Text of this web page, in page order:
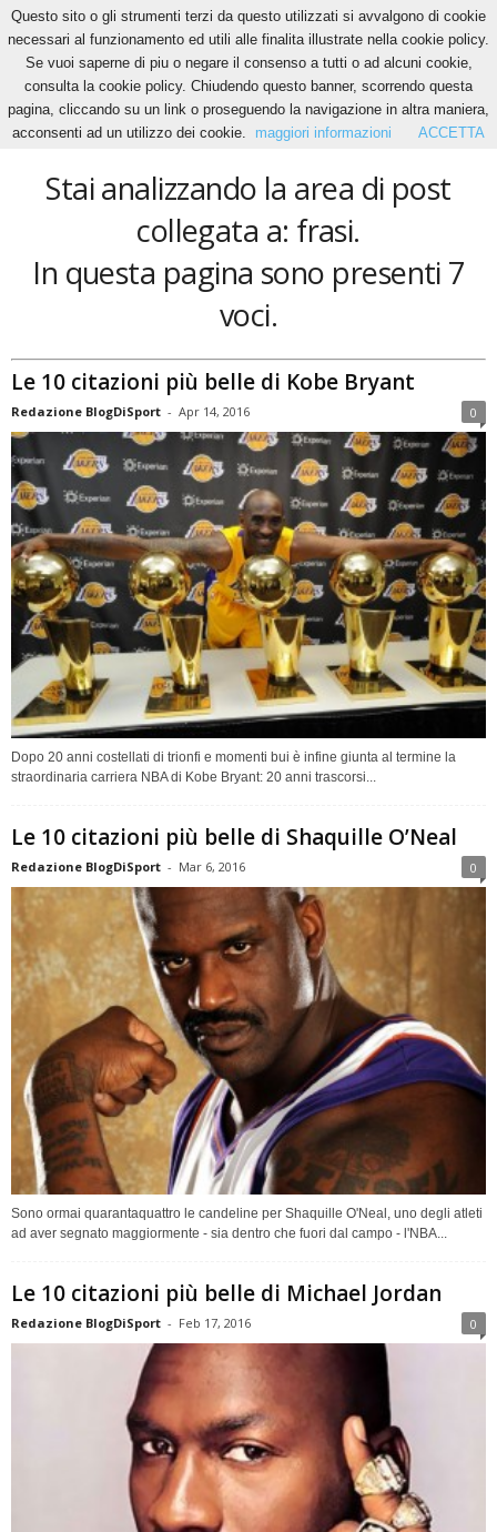
Home Tags Frasi
frasi
Stai analizzando la area di post
collegata a: frasi.
In questa pagina sono presenti 7
voci.
Le 10 citazioni più belle di Kobe Bryant
Redazione BlogDiSport - Apr 14, 2016 0
Dopo 20 anni costellati di trionfi e momenti bui è infine giunta al termine la
straordinaria carriera NBA di Kobe Bryant: 20 anni trascorsi...
Le 10 citazioni più belle di Shaquille O’Neal
Redazione BlogDiSport - Mar 6, 2016 0
Sono ormai quarantaquattro le candeline per Shaquille O'Neal, uno degli atleti
ad aver segnato maggiormente - sia dentro che fuori dal campo - l'NBA...
Le 10 citazioni più belle di Michael Jordan
Redazione BlogDiSport - Feb 17, 2016 0
Questo sito o gli strumenti terzi da questo utilizzati si avvalgono di cookie
necessari al funzionamento ed utili alle finalita illustrate nella cookie policy.
Se vuoi saperne di piu o negare il consenso a tutti o ad alcuni cookie,
consulta la cookie policy. Chiudendo questo banner, scorrendo questa
pagina, cliccando su un link o proseguendo la navigazione in altra maniera,
acconsenti ad un utilizzo dei cookie.
maggiori informazioni ACCETTA